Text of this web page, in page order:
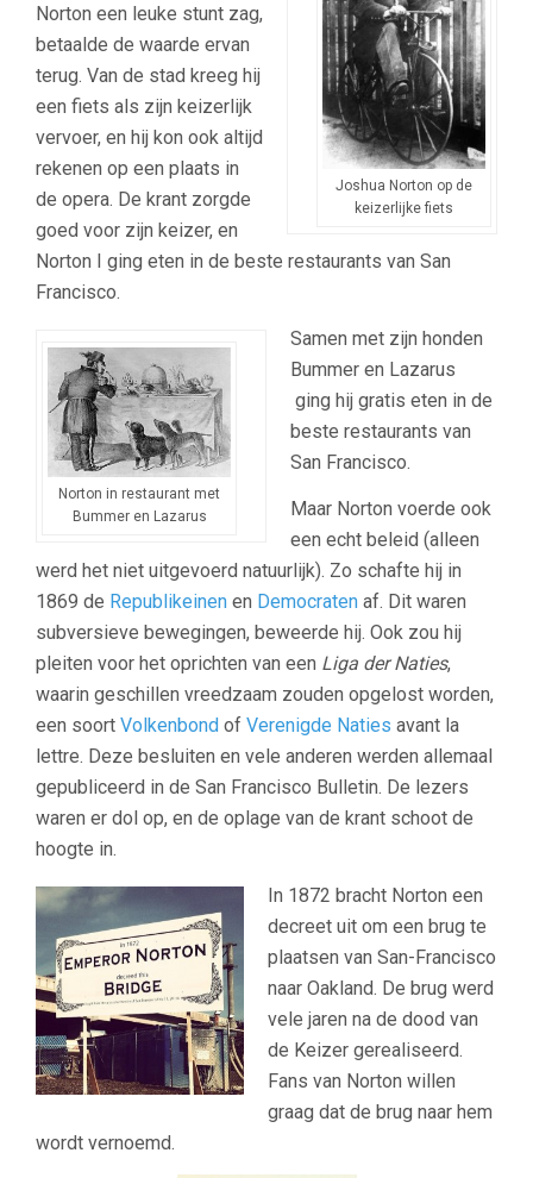
Joshua Norton op de
keizerlijke fiets
Norton een leuke stunt zag,
betaalde de waarde ervan
terug. Van de stad kreeg hij
een fiets als zijn keizerlijk
vervoer, en hij kon ook altijd
rekenen op een plaats in
de opera. De krant zorgde
goed voor zijn keizer, en
Norton I ging eten in de beste restaurants van San
Francisco.
Norton in restaurant met
Bummer en Lazarus
Samen met zijn honden
Bummer en Lazarus
ging hij gratis eten in de
beste restaurants van
San Francisco.
Maar Norton voerde ook
een echt beleid (alleen
werd het niet uitgevoerd natuurlijk). Zo schafte hij in
1869 de Republikeinen en Democraten af. Dit waren
subversieve bewegingen, beweerde hij. Ook zou hij
pleiten voor het oprichten van een Liga der Naties,
waarin geschillen vreedzaam zouden opgelost worden,
een soort Volkenbond of Verenigde Naties avant la
lettre. Deze besluiten en vele anderen werden allemaal
gepubliceerd in de San Francisco Bulletin. De lezers
waren er dol op, en de oplage van de krant schoot de
hoogte in.
In 1872 bracht Norton een
decreet uit om een brug te
plaatsen van San-Francisco
naar Oakland. De brug werd
vele jaren na de dood van
de Keizer gerealiseerd.
Fans van Norton willen
graag dat de brug naar hem
wordt vernoemd.